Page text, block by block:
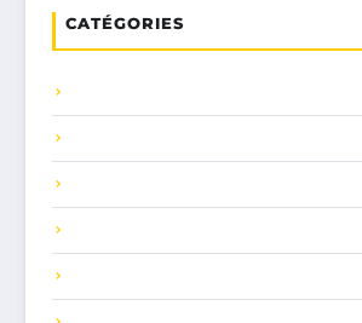
CATÉGORIES